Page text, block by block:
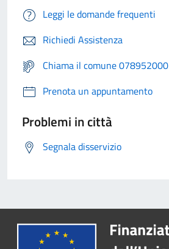
Leggi le domande frequenti
Richiedi Assistenza
Chiama il comune 078952000
Prenota un appuntamento
Problemi in città
Segnala disservizio